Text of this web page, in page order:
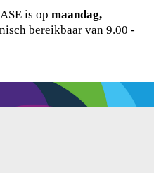
is opmaandag,
bereikbaar van 9.00 -